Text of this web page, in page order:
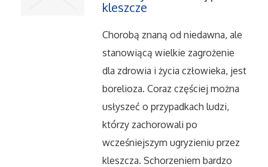
Restauracje, Catering
Fotografia
Adwokaci, Porady Prawne
Ślub i Wesele
kleszcze
Chorobą znaną od niedawna, ale
stanowiącą wielkie zagrożenie
dla zdrowia i życia człowieka, jest
borelioza. Coraz częściej można
usłyszeć o przypadkach ludzi,
którzy zachorowali po
wcześniejszym ugryzieniu przez
kleszcza. Schorzeniem bardzo